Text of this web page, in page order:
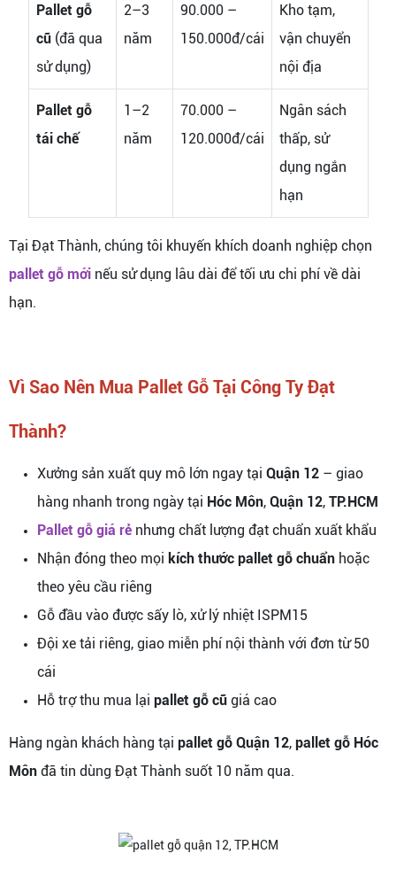
Pallet gỗ
cũ(đã qua
sử dụng)
2–3
năm
90.000 –
150.000đ/cái
Kho tạm,
vận chuyển
nội địa
Pallet gỗ
tái chế
1–2
năm
70.000 –
120.000đ/cái
Ngân sách
thấp, sử
dụng ngắn
hạn
Tại Đạt Thành, chúng tôi khuyến khích doanh nghiệp chọn
pallet gỗ mới nếu sử dụng lâu dài để tối ưu chi phí về dài
hạn.
Vì Sao Nên Mua Pallet Gỗ Tại Công Ty Đạt
Thành?
Xưởng sản xuất quy mô lớn ngay tại Quận 12 – giao
hàng nhanh trong ngày tại Hóc Môn, Quận 12, TP.HCM
Pallet gỗ giá rẻ nhưng chất lượng đạt chuẩn xuất khẩu
Nhận đóng theo mọi kích thước pallet gỗ chuẩn hoặc
theo yêu cầu riêng
Gỗ đầu vào được sấy lò, xử lý nhiệt ISPM15
Đội xe tải riêng, giao miễn phí nội thành với đơn từ 50
cái
Hỗ trợ thu mua lại pallet gỗ cũ giá cao
Hàng ngàn khách hàng tại pallet gỗ Quận 12, pallet gỗ Hóc
Môn đã tin dùng Đạt Thành suốt 10 năm qua.